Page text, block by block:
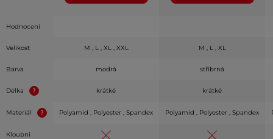
Hodnocení
Velikost M , L , XL , XXL M , L , XL
Barva modrá stříbrná
Délka krátké krátké
Materiál Polyamid , Polyester , Spandex Polyamid , Polyester , Spandex
Kloubní